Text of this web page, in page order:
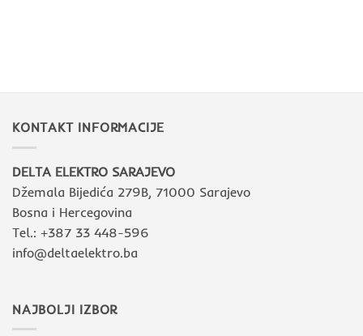
KONTAKT INFORMACIJE
DELTA ELEKTRO SARAJEVO
Džemala Bijedića 279B, 71000 Sarajevo
Bosna i Hercegovina
Tel.: +387 33 448-596
info@deltaelektro.ba
NAJBOLJI IZBOR